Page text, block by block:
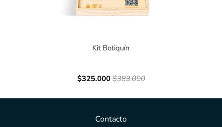
Kit Botiquín
$325.000 $383.000
Contacto